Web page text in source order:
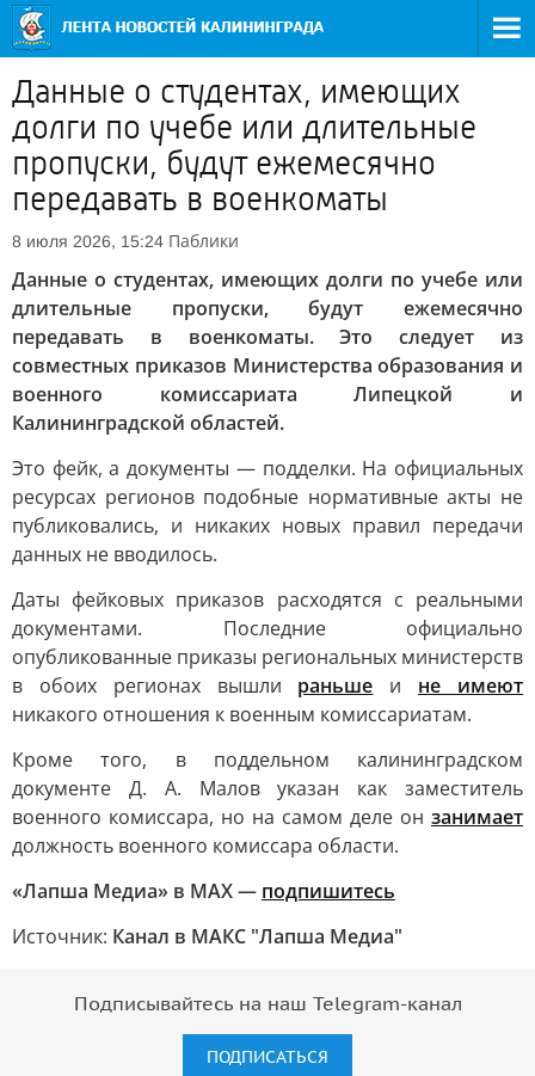
Данные о студентах, имеющих
долги по учебе или длительные
пропуски, будут ежемесячно
передавать в военкоматы
8 июля 2026, 15:24 Паблики
Данные о студентах, имеющих долги по учебе или
длительные пропуски, будут ежемесячно
передавать в военкоматы. Это следует из
совместных приказов Министерства образования и
военного комиссариата Липецкой и
Калининградской областей.
Это фейк, а документы — подделки. На официальных
ресурсах регионов подобные нормативные акты не
публиковались, и никаких новых правил передачи
данных не вводилось.
Даты фейковых приказов расходятся с реальными
документами. Последние официально
опубликованные приказы региональных министерств
в обоих регионах вышли раньше и не имеют
никакого отношения к военным комиссариатам.
Кроме того, в поддельном калининградском
документе Д. А. Малов указан как заместитель
военного комиссара, но на самом деле он занимает
должность военного комиссара области.
«Лапша Медиа» в МАХ — подпишитесь
Источник: Канал в МАКС "Лапша Медиа"
Подписывайтесь на наш Telegram-канал
ПОДПИСАТЬСЯ